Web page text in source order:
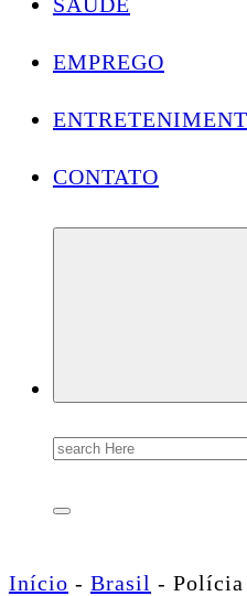
EMPREGO
CONTATO
Search
for:
Início - Brasil - Polícia